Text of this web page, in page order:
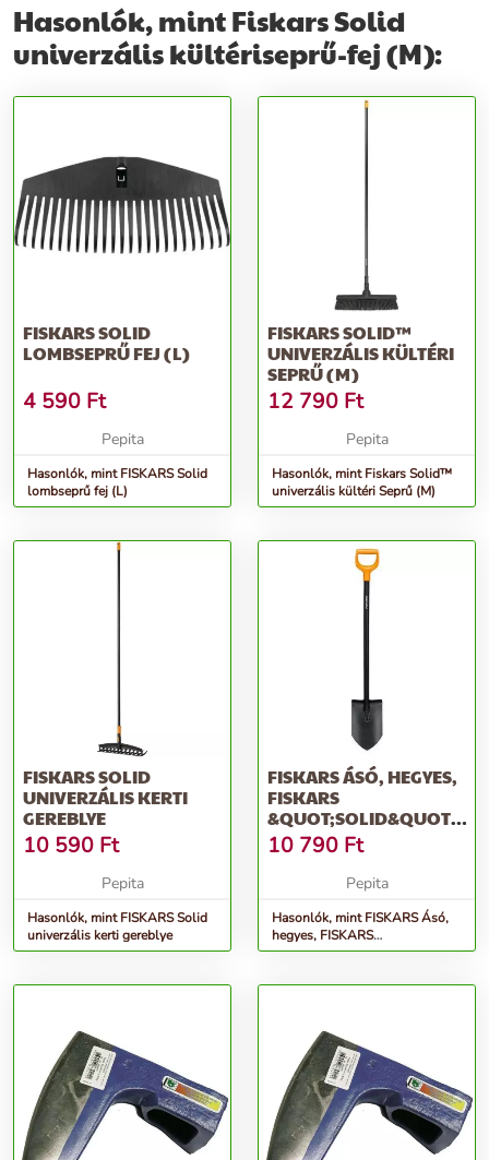
Hasonlók, mint Fiskars Solid
univerzális kültériseprű-fej (M):
FISKARS SOLID
LOMBSEPRŰ FEJ (L)
4 590 Ft
Pepita
Hasonlók, mint FISKARS Solid
lombseprű fej (L)
FISKARS SOLID™
UNIVERZÁLIS KÜLTÉRI
SEPRŰ (M)
12 790 Ft
Pepita
Hasonlók, mint Fiskars Solid™
univerzális kültéri Seprű (M)
FISKARS SOLID
UNIVERZÁLIS KERTI
GEREBLYE
10 590 Ft
Pepita
Hasonlók, mint FISKARS Solid
univerzális kerti gereblye
FISKARS ÁSÓ, HEGYES,
FISKARS
&QUOT;SOLID&QUOT;,
FEKETE
10 790 Ft
Pepita
Hasonlók, mint FISKARS Ásó,
hegyes, FISKARS
&quot;Solid&quot;, fekete